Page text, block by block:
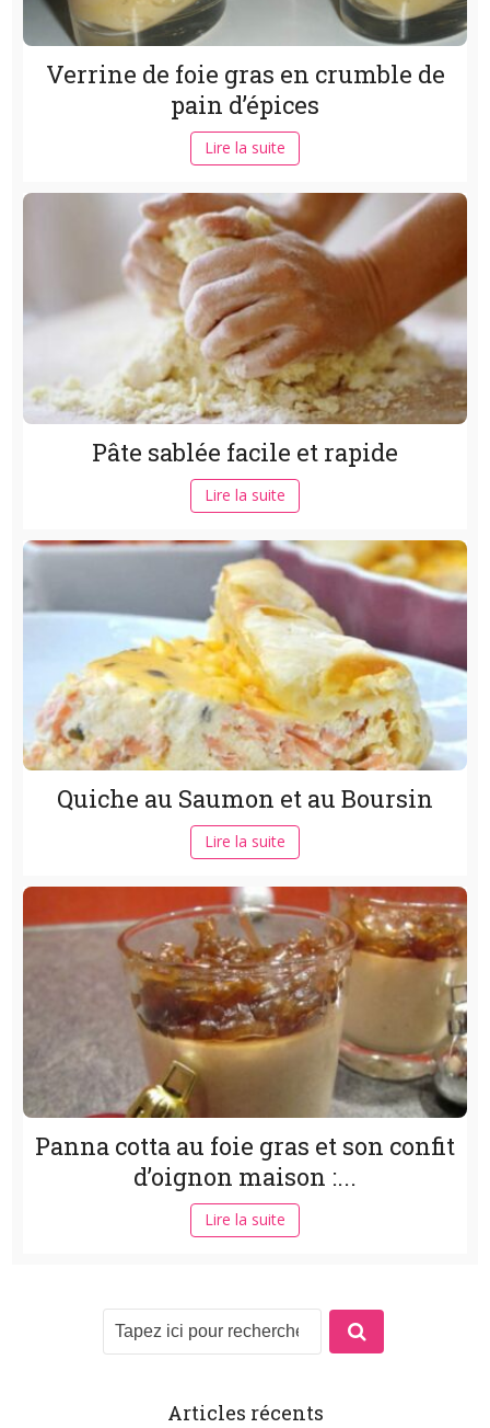
Verrine de foie gras en crumble de
pain d’épices
Lire la suite
Pâte sablée facile et rapide
Lire la suite
Quiche au Saumon et au Boursin
Lire la suite
Panna cotta au foie gras et son confit
d’oignon maison :...
Lire la suite
Articles récents